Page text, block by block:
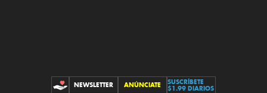
CONTRIBUCIONES
NEWSLETTER ANÚNCIATE
SUSCRÍBETE
$1.99 DIARIOS